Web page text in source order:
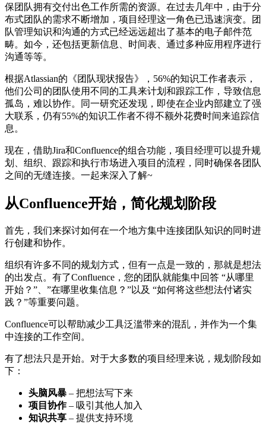
保团队拥有交付出色工作所需的资源。在过去几年中，由于分
布式团队的需求不断增加，项目经理这一角色已迅速演变。团
队管理知识和沟通的方式已经远远超出了基本的电子邮件范
畴。如今，还包括更新信息、时间表、通过多种应用程序进行
沟通等等。
根据Atlassian的《团队现状报告》，56%的知识工作者表示，
他们公司的团队使用不同的工具来计划和跟踪工作，导致信息
孤岛，难以协作。同一研究还发现，即使在企业内部建立了强
大联系，仍有55%的知识工作者不得不额外花费时间来追踪信
息。
现在，借助Jira和Confluence的组合功能，项目经理可以提升规
划、组织、跟踪和执行市场进入项目的流程，同时确保各团队
之间的无缝连接。一起来深入了解~
从Confluence开始，简化规划阶段
首先，我们来探讨如何在一个地方集中连接团队知识的同时进
行创建和协作。
组织有许多不同的规划方式，但有一点是一致的，那就是想法
的出发点。有了Confluence，您的团队就能集中回答 “从哪里
开始？”、”在哪里收集信息？”以及 “如何将这些想法付诸实
践？”等重要问题。
Confluence可以帮助减少工具泛滥带来的混乱，并作为一个集
中连接的工作空间。
有了想法只是开始。对于大多数的项目经理来说，规划阶段如
下：
头脑风暴 – 把想法写下来
项目协作– 吸引其他人加入
知识共享 – 提供支持环境